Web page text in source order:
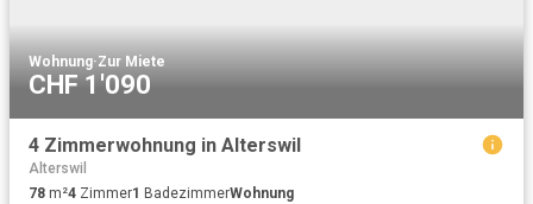
Wohnung·Zur Miete
CHF 1'090
4 Zimmerwohnung in Alterswil
Alterswil
78 m²4 Zimmer1 BadezimmerWohnung